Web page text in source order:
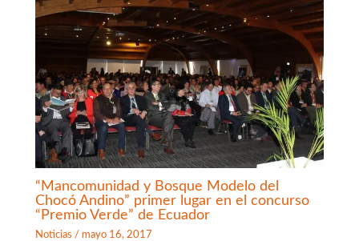
“Mancomunidad y Bosque Modelo del
Chocó Andino” primer lugar en el concurso
“Premio Verde” de Ecuador
Noticias / mayo 16, 2017